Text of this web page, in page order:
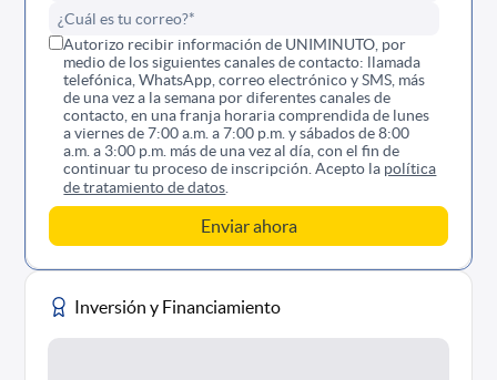
Autorizo recibir información de UNIMINUTO, por
medio de los siguientes canales de contacto: llamada
telefónica, WhatsApp, correo electrónico y SMS, más
de una vez a la semana por diferentes canales de
contacto, en una franja horaria comprendida de lunes
a viernes de 7:00 a.m. a 7:00 p.m. y sábados de 8:00
a.m. a 3:00 p.m. más de una vez al día, con el fin de
continuar tu proceso de inscripción. Acepto la política
de tratamiento de datos
Inversión y Financiamiento